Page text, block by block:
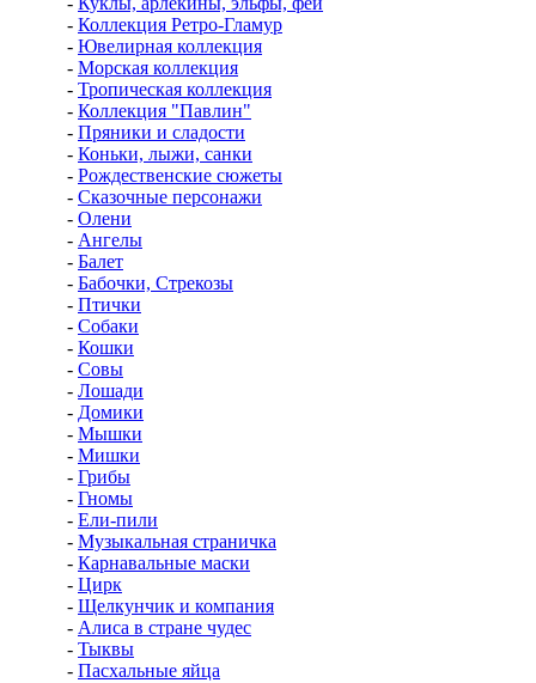
- Коллекция Ретро-Гламур
- Ювелирная коллекция
- Морская коллекция
- Тропическая коллекция
- Коллекция "Павлин"
- Пряники и сладости
- Коньки, лыжи, санки
- Рождественские сюжеты
- Сказочные персонажи
- Олени
- Ангелы
- Балет
- Бабочки, Стрекозы
- Птички
- Собаки
- Кошки
- Совы
- Лошади
- Домики
- Мышки
- Мишки
- Грибы
- Гномы
- Ели-пили
- Музыкальная страничка
- Карнавальные маски
- Цирк
- Щелкунчик и компания
- Алиса в стране чудес
- Тыквы
- Пасхальные яйца